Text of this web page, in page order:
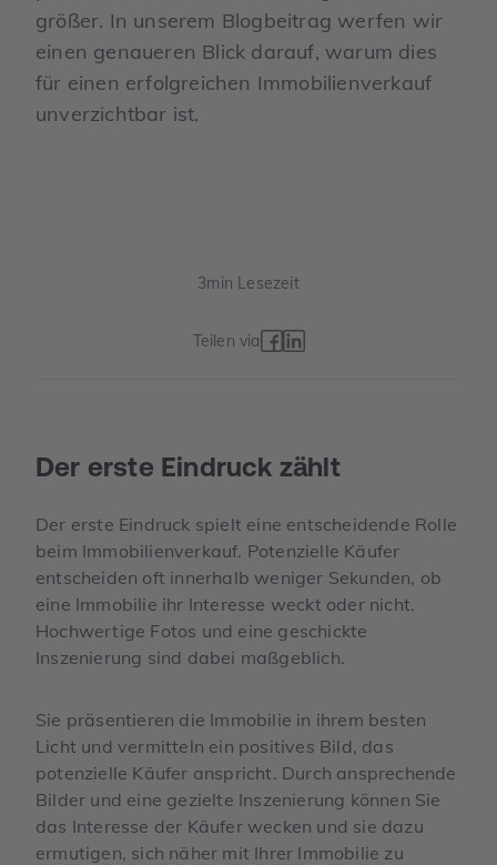
größer. In unserem Blogbeitrag werfen wir
einen genaueren Blick darauf, warum dies
für einen erfolgreichen Immobilienverkauf
unverzichtbar ist.
3min Lesezeit
Teilen via
Der erste Eindruck zählt
Der erste Eindruck spielt eine entscheidende Rolle
beim Immobilienverkauf. Potenzielle Käufer
entscheiden oft innerhalb weniger Sekunden, ob
eine Immobilie ihr Interesse weckt oder nicht.
Hochwertige Fotos und eine geschickte
Inszenierung sind dabei maßgeblich.
Sie präsentieren die Immobilie in ihrem besten
Licht und vermitteln ein positives Bild, das
potenzielle Käufer anspricht. Durch ansprechende
Bilder und eine gezielte Inszenierung können Sie
das Interesse der Käufer wecken und sie dazu
ermutigen, sich näher mit Ihrer Immobilie zu